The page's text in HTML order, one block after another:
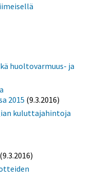
huoltovarmuus- ja
2015 (9.3.2016)
kuluttajahintoja
(9.3.2016)